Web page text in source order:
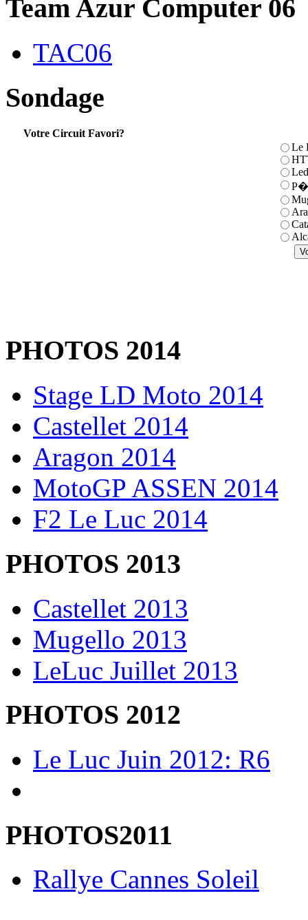
Team Azur Computer 06
TAC06
Sondage
Votre Circuit Favori?
Le
PHOTOS 2014
Stage LD Moto 2014
Castellet 2014
Aragon 2014
MotoGP ASSEN 2014
F2 Le Luc 2014
PHOTOS 2013
Castellet 2013
Mugello 2013
LeLuc Juillet 2013
PHOTOS 2012
Le Luc Juin 2012: R6
PHOTOS2011
Rallye Cannes Soleil